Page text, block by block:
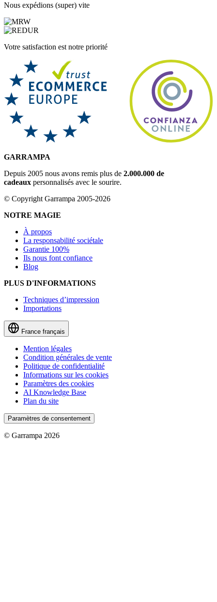
Nous expédions (super) vite
Votre satisfaction est notre priorité
GARRAMPA
Depuis 2005 nous avons remis plus de 2.000.000 de
cadeaux personnalisés avec le sourire.
© Copyright Garrampa 2005-2026
NOTRE MAGIE
À propos
La responsabilité sociétale
Garantie 100%
Ils nous font confiance
Blog
PLUS D'INFORMATIONS
Techniques d’impression
Importations
France français
Mention légales
Condition générales de vente
Politique de confidentialité
Informations sur les cookies
Paramètres des cookies
AI Knowledge Base
Plan du site
Paramètres de consentement
© Garrampa 2026